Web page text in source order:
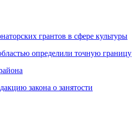
грантов в сфере культуры
определили точную границу
закона о занятости